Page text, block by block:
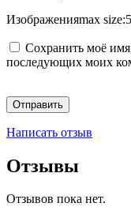
Изображенияmax
Сохранить моё
последующих моих
Написать отзыв
Отзывы
Отзывов пока нет.